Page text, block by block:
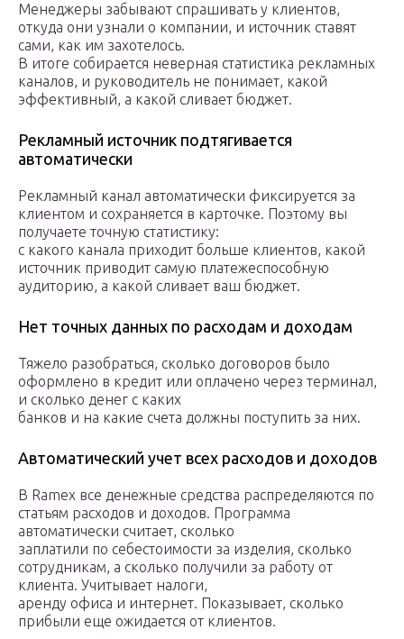
Менеджеры забывают спрашивать у клиентов,
откуда они узнали о компании, и источник ставят
сами, как им захотелось.
В итоге собирается неверная статистика рекламных
каналов, и руководитель не понимает, какой
эффективный, а какой сливает бюджет.
Рекламный источник подтягивается
автоматически
Рекламный канал автоматически фиксируется за
клиентом и сохраняется в карточке. Поэтому вы
получаете точную статистику:
с какого канала приходит больше клиентов, какой
источник приводит самую платежеспособную
аудиторию, а какой сливает ваш бюджет.
Нет точных данных по расходам и доходам
Тяжело разобраться, сколько договоров было
оформлено в кредит или оплачено через терминал,
и сколько денег с каких
банков и на какие счета должны поступить за них.
Автоматический учет всех расходов и доходов
В Ramex все денежные средства распределяются по
статьям расходов и доходов. Программа
автоматически считает, сколько
заплатили по себестоимости за изделия, сколько
сотрудникам, а сколько получили за работу от
клиента. Учитывает налоги,
аренду офиса и интернет. Показывает, сколько
прибыли еще ожидается от клиентов.